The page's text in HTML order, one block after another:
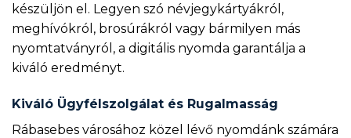
készüljön el. Legyen szó névjegykártyákról,
meghívókról, brosúrákról vagy bármilyen más
nyomtatványról, a digitális nyomda garantálja a
kiváló eredményt.
Kiváló Ügyfélszolgálat és Rugalmasság
Rábasebes városához közel lévő nyomdánk számára